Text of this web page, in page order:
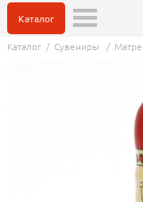
Каталог
Каталог/ Сувениры /